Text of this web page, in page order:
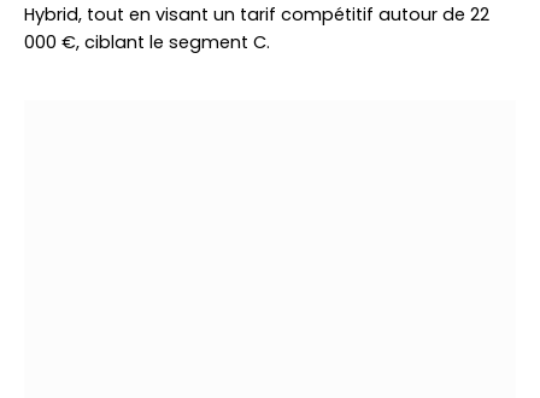
Hybrid, tout en visant un tarif compétitif autour de 22
000 €, ciblant le segment C.